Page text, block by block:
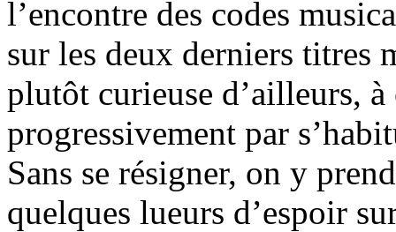
l’encontre des codes
sur les deux derniers titres
plutôt curieuse d’ailleurs,
progressivement par
Sans se résigner, on y
quelques lueurs d’espoir